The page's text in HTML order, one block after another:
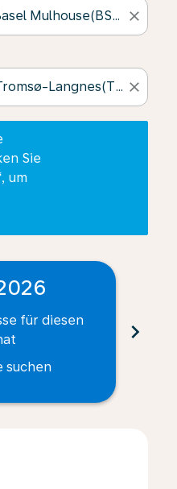
close
close
Sie
um
für diesen
suchen
chevron_right